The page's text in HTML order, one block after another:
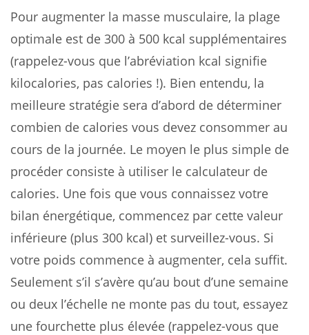
Pour augmenter la masse musculaire, la plage
optimale est de 300 à 500 kcal supplémentaires
(rappelez-vous que l’abréviation kcal signifie
kilocalories, pas calories !). Bien entendu, la
meilleure stratégie sera d’abord de déterminer
combien de calories vous devez consommer au
cours de la journée. Le moyen le plus simple de
procéder consiste à utiliser le calculateur de
calories. Une fois que vous connaissez votre
bilan énergétique, commencez par cette valeur
inférieure (plus 300 kcal) et surveillez-vous. Si
votre poids commence à augmenter, cela suffit.
Seulement s’il s’avère qu’au bout d’une semaine
ou deux l’échelle ne monte pas du tout, essayez
une fourchette plus élevée (rappelez-vous que